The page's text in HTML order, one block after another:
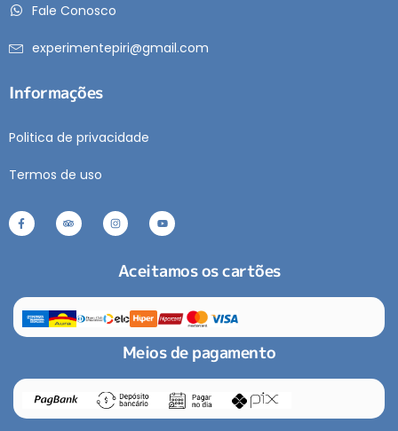
Fale Conosco
experimentepiri@gmail.com
Informações
Politica de privacidade
Termos de uso
Aceitamos os cartões
Meios de pagamento